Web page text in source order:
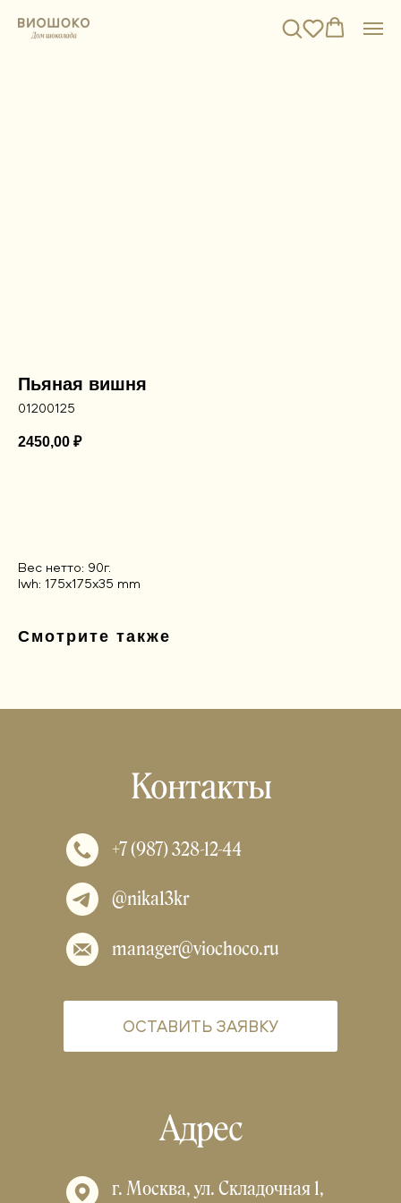
Пьяная вишня
01200125
2450,00 ₽
Вес нетто: 90г.
lwh: 175x175x35 mm
Смотрите также
Контакты
Адрес
+7 (987) 328-12-44
@nika13kr
manager@viochoco.ru
ОСТАВИТЬ ЗАЯВКУ
г. Москва, ул. Складочная 1,